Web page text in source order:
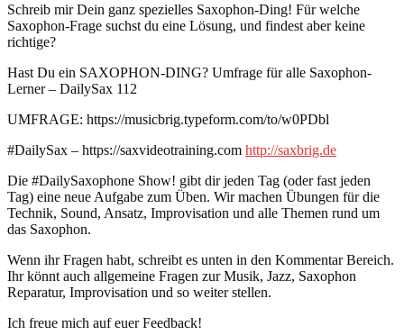
Schreib mir Dein ganz spezielles Saxophon-Ding! Für welche
Saxophon-Frage suchst du eine Lösung, und findest aber keine
richtige?
Hast Du ein SAXOPHON-DING? Umfrage für alle Saxophon-
Lerner – DailySax 112
UMFRAGE: https://musicbrig.typeform.com/to/w0PDbl
#DailySax – https://saxvideotraining.com http://saxbrig.de
Die #DailySaxophone Show! gibt dir jeden Tag (oder fast jeden
Tag) eine neue Aufgabe zum Üben. Wir machen Übungen für die
Technik, Sound, Ansatz, Improvisation und alle Themen rund um
das Saxophon.
Wenn ihr Fragen habt, schreibt es unten in den Kommentar Bereich.
Ihr könnt auch allgemeine Fragen zur Musik, Jazz, Saxophon
Reparatur, Improvisation und so weiter stellen.
Ich freue mich auf euer Feedback!